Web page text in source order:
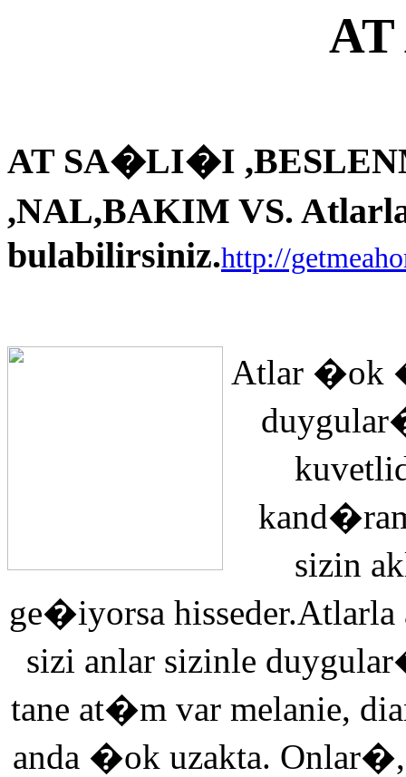
AT SA�LI�I
,NAL,BAKIM VS.
bulabilirsiniz.http://
Atlar �ok
sizin
ge�iyorsa
sizi anlar sizinle
tane at�m var melanie,
anda �ok uzakta.